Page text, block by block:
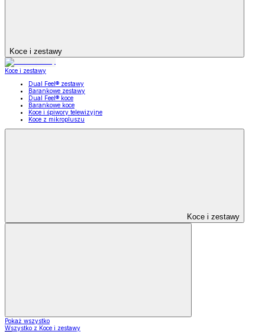
Koce i zestawy
Koce i zestawy
Dual Feel® zestawy
Barankowe zestawy
Dual Feel® koce
Barankowe koce
Koce i śpiwory telewizyjne
Koce z mikropluszu
Koce i zestawy
Pokaż wszystko
Wszystko z Koce i zestawy